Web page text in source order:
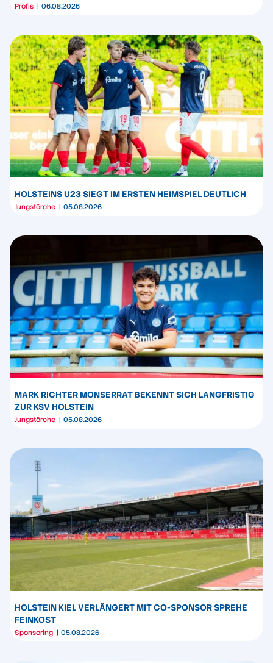
Profis 06.08.2026
HOLSTEINS U23 SIEGT IM ERSTEN HEIMSPIEL DEUTLICH
Jungstörche 05.08.2026
MARK RICHTER MONSERRAT BEKENNT SICH LANGFRISTIG
ZUR KSV HOLSTEIN
Jungstörche 05.08.2026
HOLSTEIN KIEL VERLÄNGERT MIT CO-SPONSOR SPREHE
FEINKOST
Sponsoring 05.08.2026